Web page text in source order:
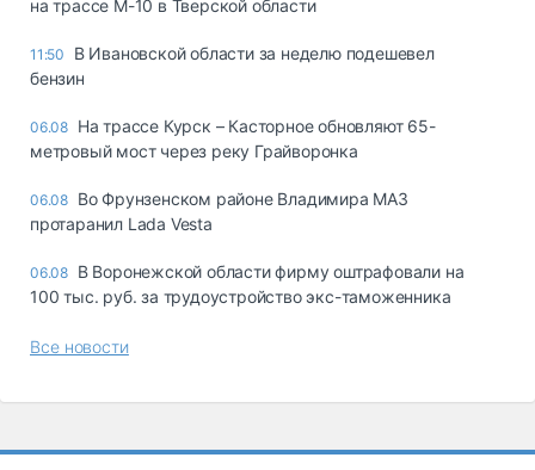
на трассе М-10 в Тверской области
11:50
В Ивановской области за неделю подешевел
бензин
06.08 На трассе Курск – Касторное обновляют 65-
метровый мост через реку Грайворонка
06.08 Во Фрунзенском районе Владимира МАЗ
протаранил Lada Vesta
06.08 В Воронежской области фирму оштрафовали на
100 тыс. руб. за трудоустройство экс-таможенника
Все новости